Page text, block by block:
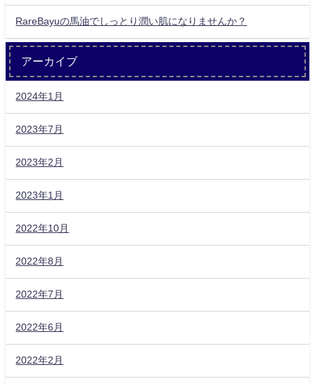
RareBayuの馬油でしっとり潤い肌になりませんか？
アーカイブ
2024年1月
2023年7月
2023年2月
2023年1月
2022年10月
2022年8月
2022年7月
2022年6月
2022年2月